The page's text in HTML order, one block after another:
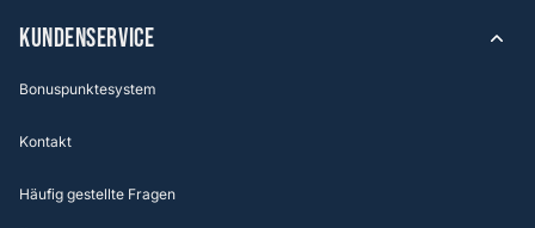
KUNDENSERVICE
Bonuspunktesystem
Kontakt
Häufig gestellte Fragen